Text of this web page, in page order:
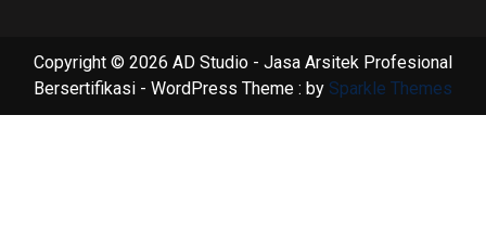
Copyright © 2026 AD Studio - Jasa Arsitek Profesional
Bersertifikasi - WordPress Theme : by Sparkle Themes